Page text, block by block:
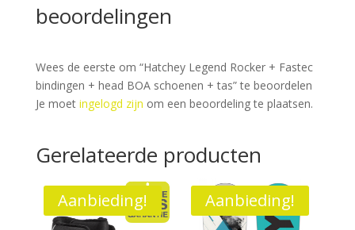
beoordelingen
Wees de eerste om “Hatchey Legend Rocker + Fastec
bindingen + head BOA schoenen + tas” te beoordelen
Je moet ingelogd zijn om een beoordeling te plaatsen.
Gerelateerde producten
Aanbieding! Aanbieding!